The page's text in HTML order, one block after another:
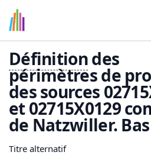
Définitiondes
périmètres de
des sources
et 02715X0129
de Natzwiller.
Titre alternatif